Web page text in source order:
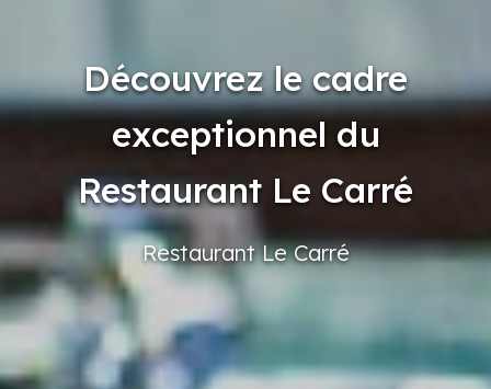
Découvrez le cadre
exceptionnel du
Restaurant Le Carré
Restaurant Le Carré